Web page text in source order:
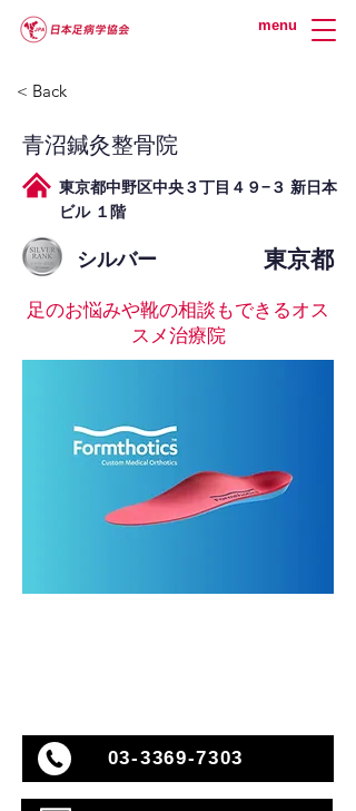
menu
< Back
青沼鍼灸整骨院
東京都中野区中央３丁目４９−３ 新日本
ビル １階
シルバー 東京都
足のお悩みや靴の相談もできるオス
スメ治療院
03-3369-7303